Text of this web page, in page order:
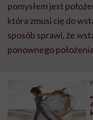
pomysłem jest
która zmusi cię do
sposób sprawi, że
ponownego